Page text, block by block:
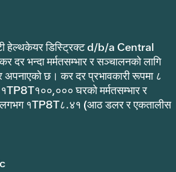
हेल्थकेयर डिस्ट्रिक्ट d/b/a Central
दर भन्दा मर्मतसम्भार र सञ्चालनको लागि
छ। कर दर प्रभावकारी रूपमा ८
घरको मर्मतसम्भार र
लगभग १TP8T८.४१ (आठ डलर र एकतालीस